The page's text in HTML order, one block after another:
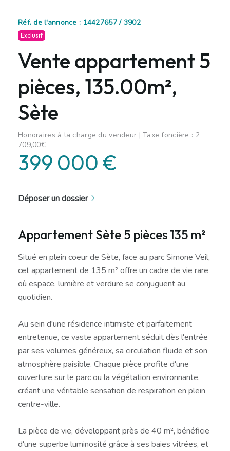
Réf. de l'annonce : 14427657 / 3902
Exclusif
Vente appartement 5
pièces, 135.00m²,
Sète
Honoraires à la charge du vendeur | Taxe foncière : 2
709,00€
399 000 €
Déposer un dossier
Appartement Sète 5 pièces 135 m²
Situé en plein coeur de Sète, face au parc Simone Veil,
cet appartement de 135 m² offre un cadre de vie rare
où espace, lumière et verdure se conjuguent au
quotidien.
Au sein d'une résidence intimiste et parfaitement
entretenue, ce vaste appartement séduit dès l'entrée
par ses volumes généreux, sa circulation fluide et son
atmosphère paisible. Chaque pièce profite d'une
ouverture sur le parc ou la végétation environnante,
créant une véritable sensation de respiration en plein
centre-ville.
La pièce de vie, développant près de 40 m², bénéficie
d'une superbe luminosité grâce à ses baies vitrées, et